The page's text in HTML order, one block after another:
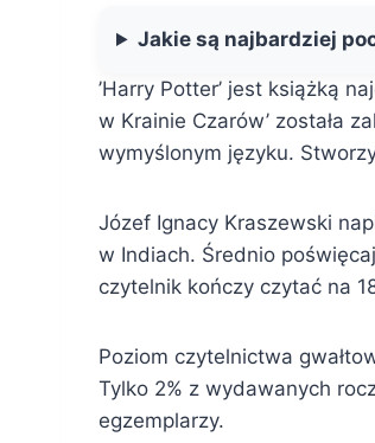
Jakie są najbardziej
’Harry Potter’ jest książką
w Krainie Czarów’ została
wymyślonym języku.
Józef Ignacy Kraszewski
w Indiach. Średnio
czytelnik kończy czytać na
Poziom czytelnictwa
Tylko 2% z wydawanych
egzemplarzy.